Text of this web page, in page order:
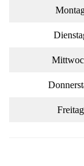
Freitag